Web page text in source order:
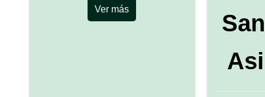
Ver más